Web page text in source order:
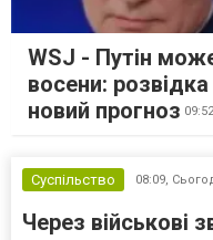
WSJ - Путін
восени:
новий прогноз
Суспільство 08:09,
Через військові